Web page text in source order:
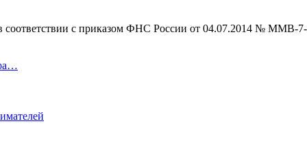
соответствии с приказом ФНС России от 04.07.2014 № ММВ-